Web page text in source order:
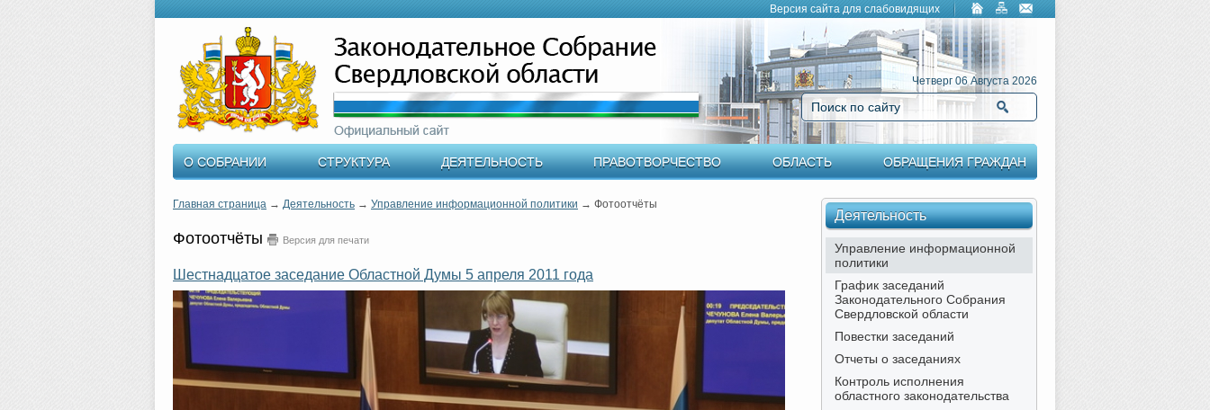
Версия сайта для слабовидящих
Четверг 06 Августа 2026
Поиск по сайту
О СОБРАНИИ СТРУКТУРА ДЕЯТЕЛЬНОСТЬ ПРАВОТВОРЧЕСТВО ОБЛАСТЬ ОБРАЩЕНИЯ ГРАЖДАН
Главная страница → Деятельность → Управление информационной политики → Фотоотчёты
Фотоотчёты Версия для печати
Шестнадцатое заседание Областной Думы 5 апреля 2011 года
Деятельность
Управление информационной
политики
График заседаний
Законодательного Собрания
Свердловской области
Повестки заседаний
Отчеты о заседаниях
Контроль исполнения
областного законодательства